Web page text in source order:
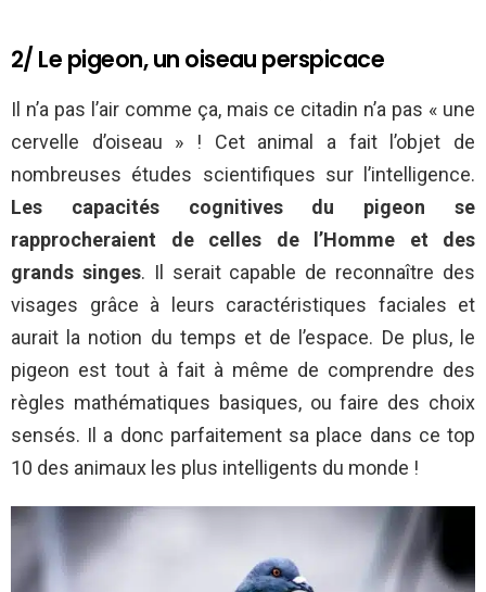
2/ Le pigeon, un oiseau perspicace
Il n’a pas l’air comme ça, mais ce citadin n’a pas « une
cervelle d’oiseau » ! Cet animal a fait l’objet de
nombreuses études scientifiques sur l’intelligence.
Les capacités cognitives du pigeon se
rapprocheraient de celles de l’Homme et des
grands singes. Il serait capable de reconnaître des
visages grâce à leurs caractéristiques faciales et
aurait la notion du temps et de l’espace. De plus, le
pigeon est tout à fait à même de comprendre des
règles mathématiques basiques, ou faire des choix
sensés. Il a donc parfaitement sa place dans ce top
10 des animaux les plus intelligents du monde !